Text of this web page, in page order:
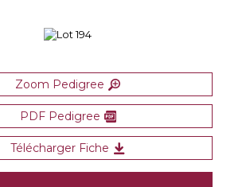
Zoom Pedigree
PDF Pedigree
Télécharger Fiche